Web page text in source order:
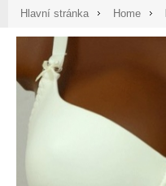
Hlavní stránka Home